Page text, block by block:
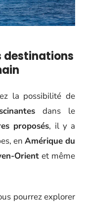
destinations
la possibilité de
dans le
proposés, il y a
en Amérique du
Orient et même
pourrez explorer